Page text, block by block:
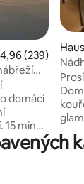
4,96 (239)
minut
pláže
e
a